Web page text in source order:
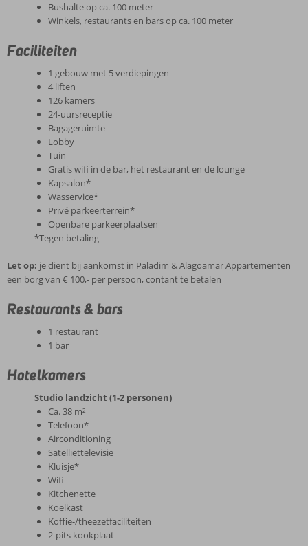
Bushalte op ca. 100 meter
Winkels, restaurants en bars op ca. 100 meter
Faciliteiten
1 gebouw met 5 verdiepingen
4 liften
126 kamers
24-uursreceptie
Bagageruimte
Lobby
Tuin
Gratis wifi in de bar, het restaurant en de lounge
Kapsalon*
Wasservice*
Privé parkeerterrein*
Openbare parkeerplaatsen
*Tegen betaling
Let op: je dient bij aankomst in Paladim & Alagoamar Appartementen
een borg van € 100,- per persoon, contant te betalen
Restaurants & bars
1 restaurant
1 bar
Hotelkamers
Studio landzicht (1-2 personen)
Ca. 38 m²
Telefoon*
Airconditioning
Satelliettelevisie
Kluisje*
Wifi
Kitchenette
Koelkast
Koffie-/theezetfaciliteiten
2-pits kookplaat